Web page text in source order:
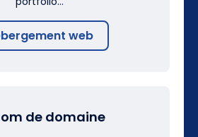
web
de domaine